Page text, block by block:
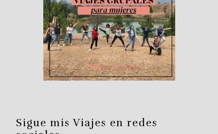
Sigue mis Viajes en redes